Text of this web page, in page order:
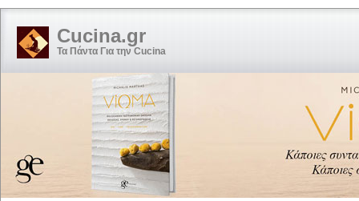
Cucina.gr
Τα Πάντα Για την Cucina